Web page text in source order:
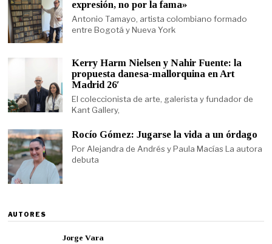
expresión, no por la fama»
Antonio Tamayo, artista colombiano formado
entre Bogotá y Nueva York
Kerry Harm Nielsen y Nahir Fuente: la
propuesta danesa-mallorquina en Art
Madrid 26′
El coleccionista de arte, galerista y fundador de
Kant Gallery,
Rocío Gómez: Jugarse la vida a un órdago
Por Alejandra de Andrés y Paula Macías La autora
debuta
AUTORES
Jorge Vara